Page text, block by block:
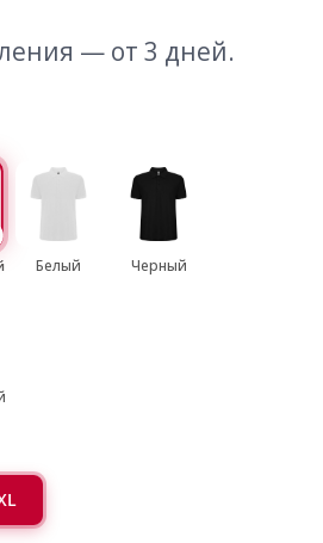
— от 3 дней.
Белый Черный